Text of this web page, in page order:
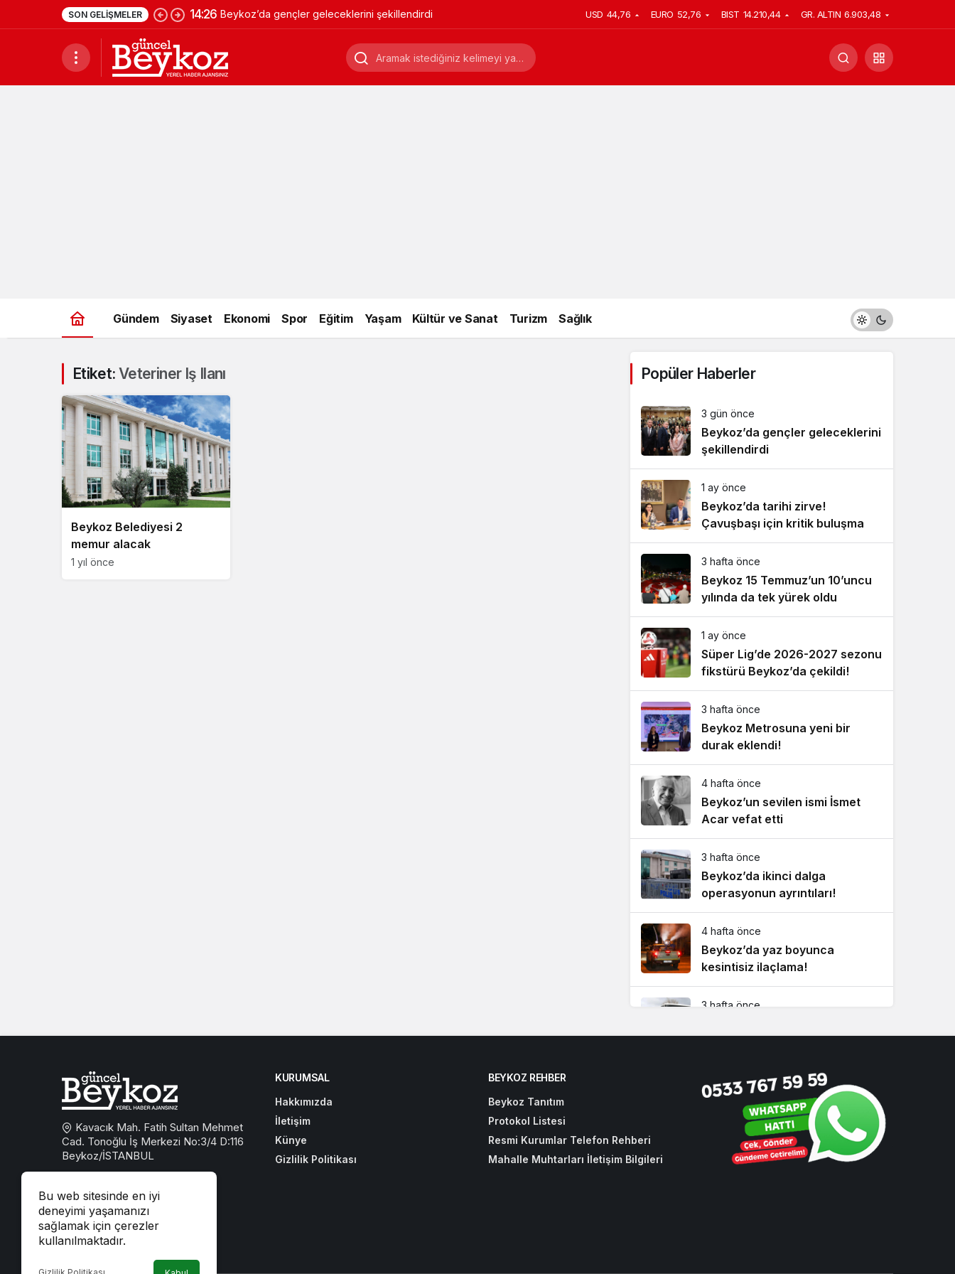
SON GELIŞMELER 14:26 Beykoz’da gençler geleceklerini şekillendirdi USD 44,76 EURO 52,76 BIST 14.210,44 GR. ALTIN 6.903,48
Gündem Siyaset Ekonomi Spor Eğitim Yaşam Kültür ve Sanat Turizm Sağlık
Etiket: Veteriner Iş Ilanı
Beykoz Belediyesi 2
memur alacak
1 yıl önce
Popüler Haberler
3 gün önce
Beykoz’da gençler geleceklerini
şekillendirdi
1 ay önce
Beykoz’da tarihi zirve!
Çavuşbaşı için kritik buluşma
3 hafta önce
Beykoz 15 Temmuz’un 10’uncu
yılında da tek yürek oldu
1 ay önce
Süper Lig’de 2026-2027 sezonu
fikstürü Beykoz’da çekildi!
3 hafta önce
Beykoz Metrosuna yeni bir
durak eklendi!
4 hafta önce
Beykoz’un sevilen ismi İsmet
Acar vefat etti
3 hafta önce
Beykoz’da ikinci dalga
operasyonun ayrıntıları!
4 hafta önce
Beykoz’da yaz boyunca
kesintisiz ilaçlama!
3 hafta önce
4 hafta önce
Beykoz’da bulduğu altın dolu
keseyi sahibine teslim etti!
Bu web sitesinde en iyi
deneyimi yaşamanızı
sağlamak için çerezler
kullanılmaktadır.
Kavacık Mah. Fatih Sultan Mehmet
Cad. Tonoğlu İş Merkezi No:3/4 D:116
Beykoz/İSTANBUL
beykozguncel@gmail.com
iletisim@beykozguncel.com
KURUMSAL
Hakkımızda
İletişim
Künye
Gizlilik Politikası
BEYKOZ REHBER
Beykoz Tanıtım
Protokol Listesi
Resmi Kurumlar Telefon Rehberi
Mahalle Muhtarları İletişim Bilgileri